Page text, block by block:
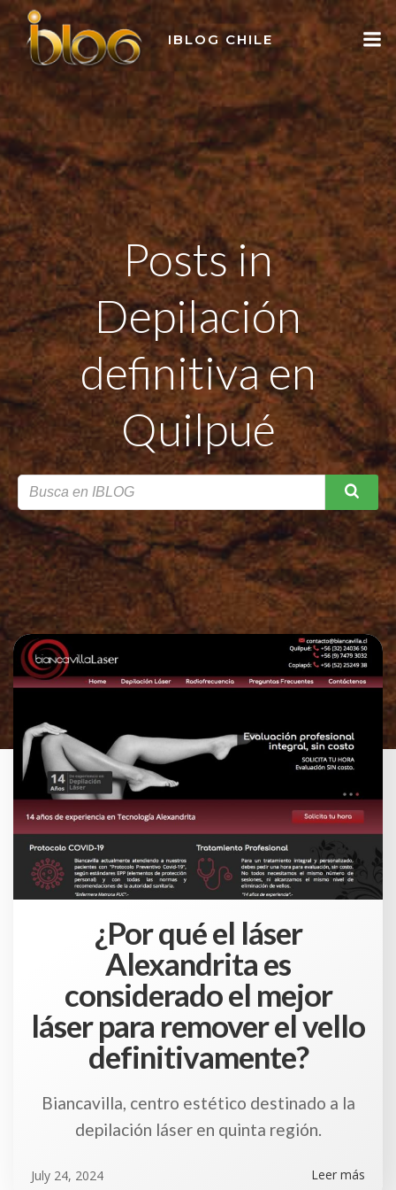
Skip
to
content
IBLOG CHILE
Posts in
Depilación
definitiva en
Quilpué
¿Por qué el láser
Alexandrita es
considerado el mejor
láser para remover el vello
definitivamente?
Biancavilla, centro estético destinado a la
depilación láser en quinta región.
July 24, 2024 Leer más